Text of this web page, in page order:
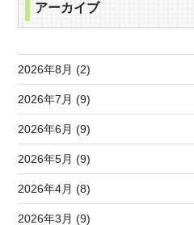
アーカイブ
2026年8月 (2)
2026年7月 (9)
2026年6月 (9)
2026年5月 (9)
2026年4月 (8)
2026年3月 (9)